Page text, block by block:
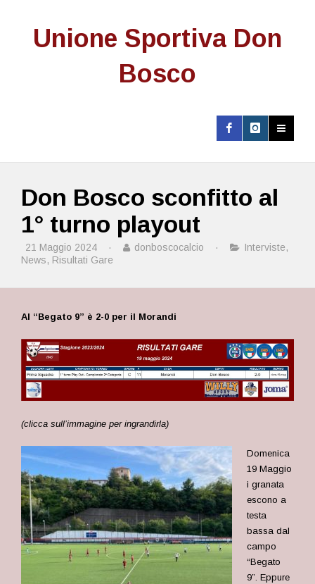
Unione Sportiva Don
Bosco
Don Bosco sconfitto al
1° turno playout
21 Maggio 2024 · donboscocalcio · Interviste,
News, Risultati Gare
Al “Begato 9” è 2-0 per il Morandi
(clicca sull’immagine per ingrandirla)
Domenica
19 Maggio
i granata
escono a
testa
bassa dal
campo
“Begato
9”. Eppure